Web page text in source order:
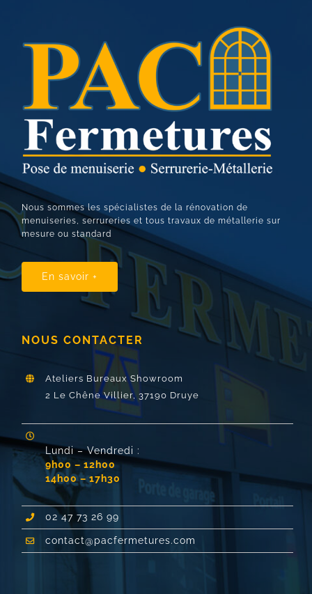
Nous sommes les spécialistes de la rénovation de
menuiseries, serrureries et tous travaux de métallerie sur
mesure ou standard
En savoir +
NOUS CONTACTER
Ateliers Bureaux Showroom
2 Le Chêne Villier, 37190 Druye
Lundi – Vendredi :
9h00 – 12h00
14h00 – 17h30
02 47 73 26 99
contact@pacfermetures.com